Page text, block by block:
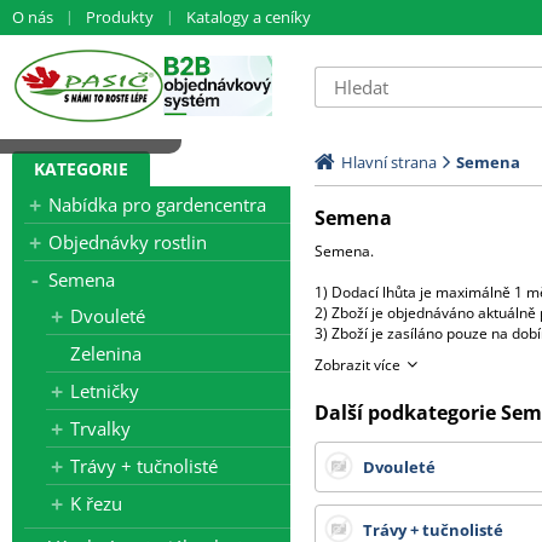
O nás Produkty Katalogy a ceníky
KATEGORIE
Nabídka pro gardencentra
Objednávky rostlin
Semena
Dvouleté
Zelenina
Letničky
Trvalky
Trávy + tučnolisté
K řezu
Hlavní strana Semena
Semena
Semena.
1) Dodací lhůta je maximálně 1
2) Zboží je objednáváno
3) Zboží je zasíláno pouze na
5) Při objednání více balení od
V případě, že požadujete více
Všechny ceny zde uvedené jsou
Zobrazit více
Další podkategorie
Dvouleté
Trávy + tučnolisté
Načítám data...